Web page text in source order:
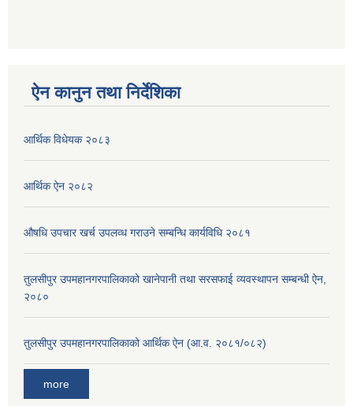
ऐन कानुन तथा निर्देशिका
आर्थिक विधेयक २०८३
आर्थिक ऐन २०८२
औषधि उपचार खर्च उपलव्ध गराउने सम्बन्धि कार्यविधि २०८१
तुलसीपुर उपमहानगरपालिकाको खानेपानी तथा सरसफाई व्यवस्थापन सम्बन्धी ऐन,
२०८०
तुलसीपुर उपमहानगरपालिकाको आर्थिक ऐन (आ.व. २०८१/०८२)
more